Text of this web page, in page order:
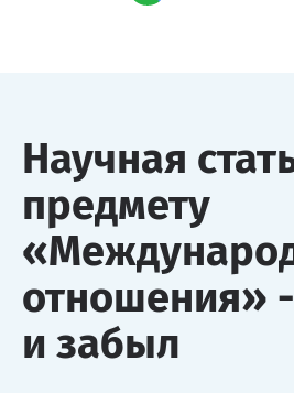
Научная
предмету
отношения»
и забыл